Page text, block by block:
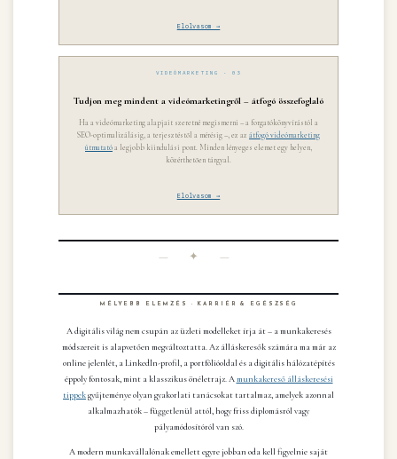
Elolvasom →
VIDEÓMARKETING · 03
Tudjon meg mindent a videómarketingről – átfogó összefoglaló
Ha a videómarketing alapjait szeretné megismerni – a forgatókönyvírástól a
SEO-optimalizálásig, a terjesztéstől a mérésig –, ez az átfogó videómarketing
útmutató a legjobb kiindulási pont. Minden lényeges elemet egy helyen,
közérthetően tárgyal.
Elolvasom →
— ✦ —
MÉLYEBB ELEMZÉS · KARRIÉR & EGÉSZSÉG
A digitális világ nem csupán az üzleti modelleket írja át – a munkakeresés
módszereit is alapvetően megváltoztatta. Az álláskeresők számára ma már az
online jelenlét, a LinkedIn-profil, a portfólióoldal és a digitális hálózatépítés
éppoly fontosak, mint a klasszikus önéletrajz. Amunkakereső álláskeresési
tippekgyűjteménye olyan gyakorlati tanácsokat tartalmaz, amelyek azonnal
alkalmazhatók – függetlenül attól, hogy friss diplomásról vagy
pályamódosítóról van szó.
A modern munkavállalónak emellett egyre jobban oda kell figyelnie saját